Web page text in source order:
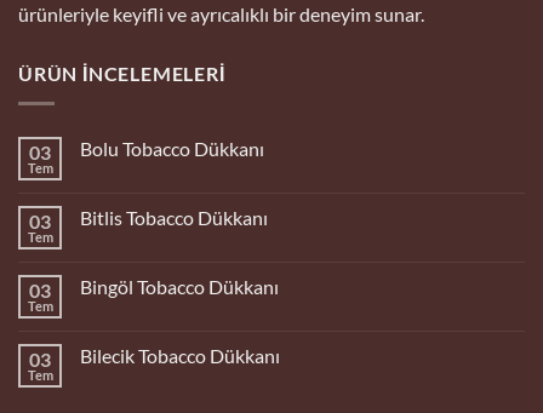
ürünleriyle keyifli ve ayrıcalıklı bir deneyim sunar.
ÜRÜN İNCELEMELERI
03
Tem
Bolu Tobacco Dükkanı
Tobacco
03
Tem
Bitlis Tobacco Dükkanı
Tobacco
03
Tem
Bingöl Tobacco Dükkanı
Tobacco
03
Tem
Bilecik Tobacco Dükkanı